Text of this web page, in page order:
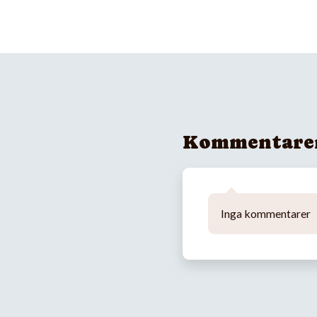
Inga kommentarer